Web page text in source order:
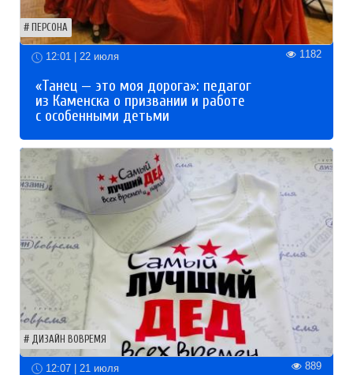
ПЕРСОНА
12:01 | 22 июля 1182
«Танец — это моя дорога»: педагог
из Каменска о призвании и работе
с особенными детьми
ДИЗАЙН ВОВРЕМЯ
12:07 | 21 июля 889